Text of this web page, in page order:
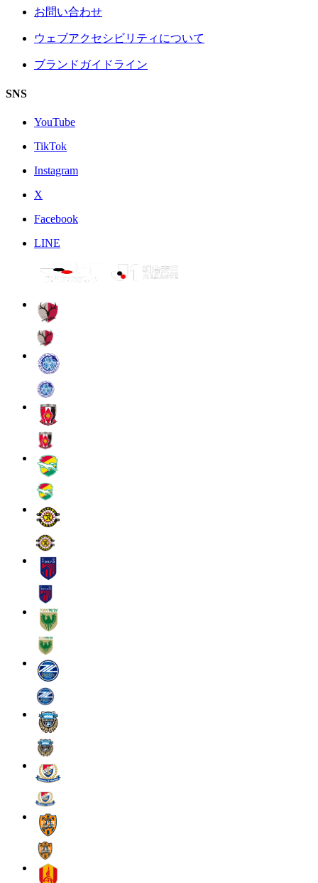
お問い合わせ
ウェブアクセシビリティについて
ブランドガイドライン
SNS
YouTube
TikTok
Instagram
X
Facebook
LINE